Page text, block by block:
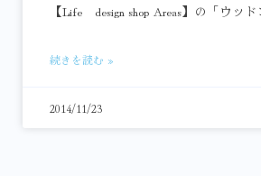
【Life design shop Areas】の「ウッド
続きを読む »
2014/11/23